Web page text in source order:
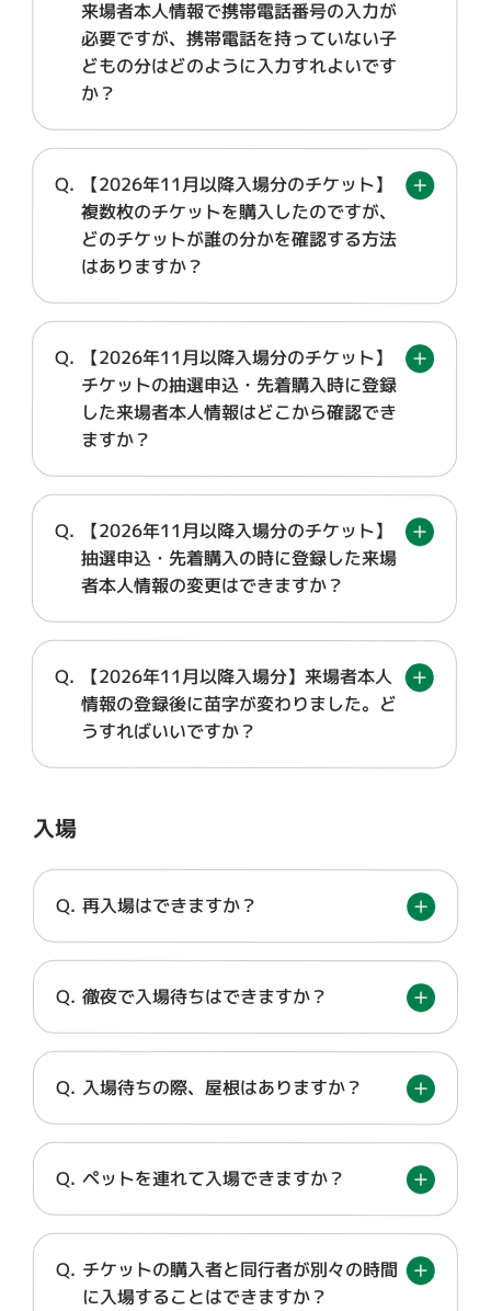
来場者本人情報で携帯電話番号の入力が
必要ですが、携帯電話を持っていない子
どもの分はどのように入力すれよいです
か？
【2026年11月以降入場分のチケット】
複数枚のチケットを購入したのですが、
どのチケットが誰の分かを確認する方法
はありますか？
【2026年11月以降入場分のチケット】
チケットの抽選申込・先着購入時に登録
した来場者本人情報はどこから確認でき
ますか？
【2026年11月以降入場分のチケット】
抽選申込・先着購入の時に登録した来場
者本人情報の変更はできますか？
【2026年11月以降入場分】来場者本人
情報の登録後に苗字が変わりました。ど
うすればいいですか？
入場
再入場はできますか？
徹夜で入場待ちはできますか？
入場待ちの際、屋根はありますか？
ペットを連れて入場できますか？
チケットの購入者と同行者が別々の時間
に入場することはできますか？